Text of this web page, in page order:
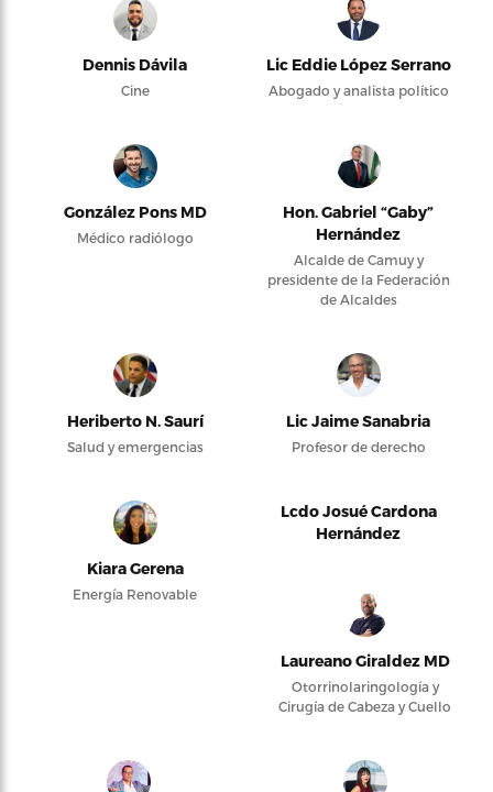
Dennis Dávila
Cine
Lic Eddie López Serrano
Abogado y analista político
González Pons MD
Médico radiólogo
Hon. Gabriel “Gaby”
Hernández
Alcalde de Camuy y
presidente de la Federación
de Alcaldes
Heriberto N. Saurí
Salud y emergencias
Lic Jaime Sanabria
Profesor de derecho
Kiara Gerena
Energía Renovable
Lcdo Josué Cardona
Hernández
Laureano Giraldez MD
Otorrinolaringología y
Cirugía de Cabeza y Cuello